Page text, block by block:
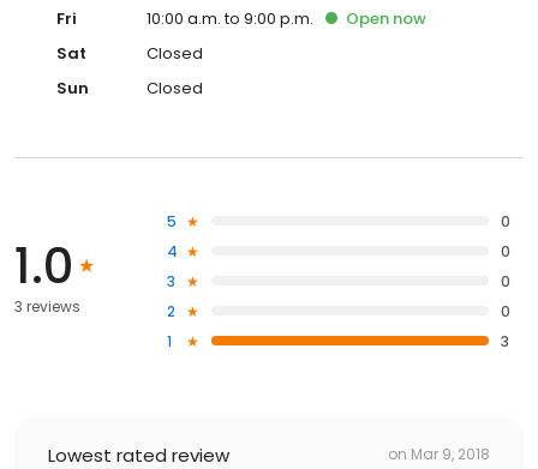
Fri
10:00 a.m. to 9:00 p.m. Open now
Sat
Closed
Sun
Closed
1.0
3 reviews
5
0
4
0
3
0
2
0
1
3
Lowest rated review on Mar 9, 2018